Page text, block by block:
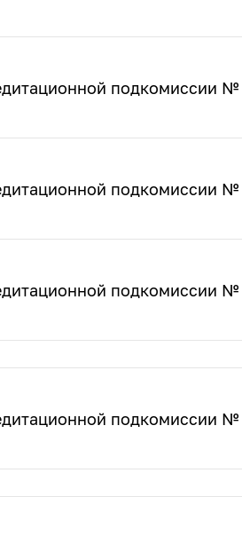
подкомиссии №
подкомиссии №
подкомиссии №
подкомиссии №